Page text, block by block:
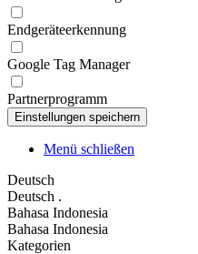
Endgeräteerkennung
Google Tag Manager
Partnerprogramm
Menü schließen
Deutsch
Deutsch .
Bahasa Indonesia
Bahasa Indonesia
Kategorien